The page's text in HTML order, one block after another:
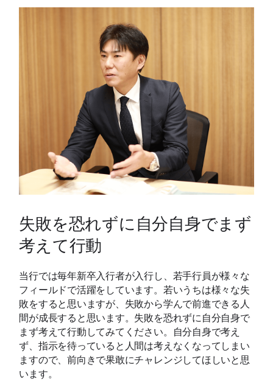
失敗を恐れずに自分自身でまず
考えて行動
当行では毎年新卒入行者が入行し、若手行員が様々な
フィールドで活躍をしています。若いうちは様々な失
敗をすると思いますが、失敗から学んで前進できる人
間が成長すると思います。失敗を恐れずに自分自身で
まず考えて行動してみてください。自分自身で考え
ず、指示を待っていると人間は考えなくなってしまい
ますので、前向きで果敢にチャレンジしてほしいと思
います。